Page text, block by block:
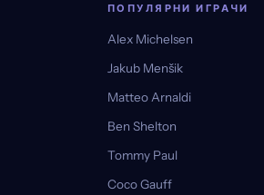
ПОПУЛЯРНИ ИГРАЧИ
Alex Michelsen
Jakub Menšik
Matteo Arnaldi
Ben Shelton
Tommy Paul
Coco Gauff